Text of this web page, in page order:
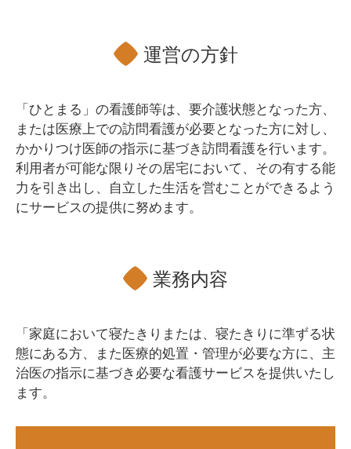
運営の方針
「ひとまる」の看護師等は、要介護状態となった方、
または医療上での訪問看護が必要となった方に対し、
かかりつけ医師の指示に基づき訪問看護を行います。
利用者が可能な限りその居宅において、その有する能
力を引き出し、自立した生活を営むことができるよう
にサービスの提供に努めます。
業務内容
「家庭において寝たきりまたは、寝たきりに準ずる状
態にある方、また医療的処置・管理が必要な方に、主
治医の指示に基づき必要な看護サービスを提供いたし
ます。